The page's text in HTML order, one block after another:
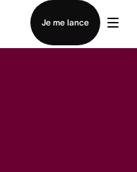
Je me lance